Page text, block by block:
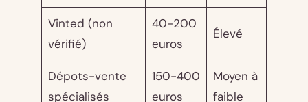
Vinted (non
vérifié)
40-200
euros
Élevé
Dépots-vente
spécialisés
150-400
euros
Moyen à
faible